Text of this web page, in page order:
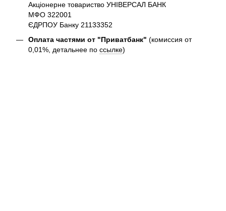
Акціонерне товариство УНІВЕРСАЛ БАНК
МФО 322001
ЄДРПОУ Банку 21133352
Оплата частями от "Приватбанк" (комиссия от
0,01%, детальнее по ссылке)